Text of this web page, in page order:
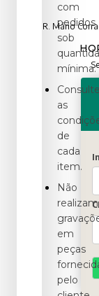
R. Mário
com
pedidos
sob
mínima.
Consulte
as
de
cada
item.
Não
em
peças
pelo